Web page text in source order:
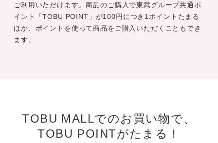
ご利用いただけます。商品のご購入で東武グループ共通ポ
イント「TOBU POINT」が100円につき1ポイントたまる
ほか、ポイントを使って商品をご購入いただくこともでき
ます。
TOBU MALLでのお買い物で、
TOBU POINTがたまる！